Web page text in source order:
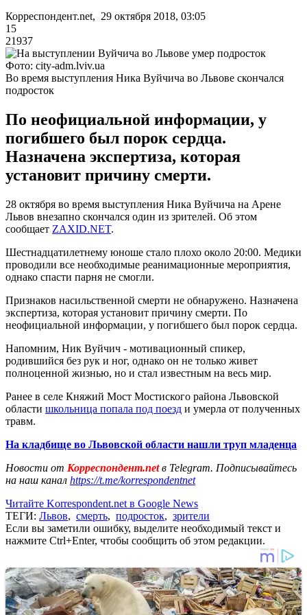
Корреспондент.net, 29 октября 2018, 03:05
15
21937
Фото: city-adm.lviv.ua
Во время выступления Ника Вуйчича во Львове скончался
подросток
По неофициальной информации, у
погибшего был порок сердца.
Назначена экспертиза, которая
установит причину смерти.
28 октября во время выступления Ника Вуйчича на Арене
Львов внезапно скончался один из зрителей. Об этом
сообщает ZAXID.NET.
Шестнадцатилетнему юноше стало плохо около 20:00. Медики
проводили все необходимые реанимационные мероприятия,
однако спасти парня не смогли.
Признаков насильственной смерти не обнаружено. Назначена
экспертиза, которая установит причину смерти. По
неофициальной информации, у погибшего был порок сердца.
Напомним, Ник Вуйчич - мотивационный спикер,
родившийся без рук и ног, однако он не только живет
полноценной жизнью, но и стал известным на весь мир.
Ранее в селе Княжий Мост Мостиского района Львовской
области школьница попала под поезд и умерла от полученных
травм.
На кладбище во Львовской области нашли труп младенца
Новости от Корреспондент.netв Telegram. Подписывайтесь
на наш канал https://t.me/korrespondentnet
Читайте Korrespondent.net в Google News
ТЕГИ: Львов, смерть, подросток, зрители
Если вы заметили ошибку, выделите необходимый текст и
нажмите Ctrl+Enter, чтобы сообщить об этом редакции.